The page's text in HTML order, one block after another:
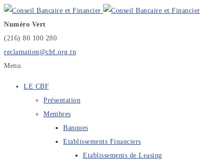
Numéro Vert
(216) 80 100 280
reclamation@cbf.org.tn
Menu
LE CBF
Présentation
Membres
Banques
Etablissements Financiers
Etablissements de Leasing